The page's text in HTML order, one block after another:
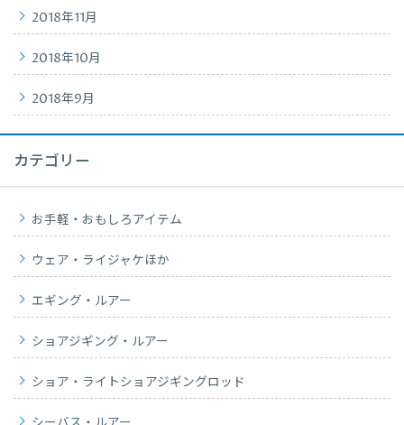
2018年11月
2018年10月
2018年9月
カテゴリー
お手軽・おもしろアイテム
ウェア・ライジャケほか
エギング・ルアー
ショアジギング・ルアー
ショア・ライトショアジギングロッド